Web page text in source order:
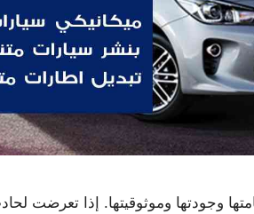
وجودتها وموثوقيتها. إذا تعرضت